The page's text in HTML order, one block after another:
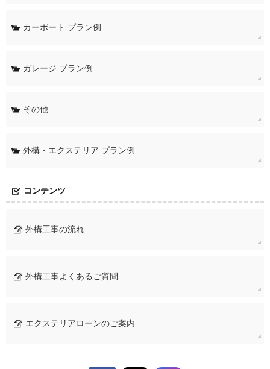
カーポート プラン例
ガレージ プラン例
その他
外構・エクステリア プラン例
コンテンツ
外構工事の流れ
外構工事よくあるご質問
エクステリアローンのご案内